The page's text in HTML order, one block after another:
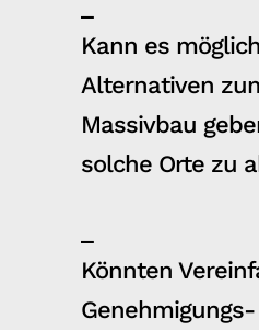
Kann es
Alternativen
Massivbau
solche Orte zu
Könnten